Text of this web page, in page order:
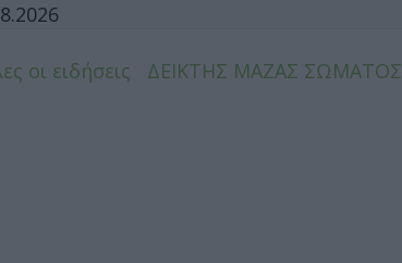
οι ειδήσεις ΔΕΙΚΤΗΣ ΜΑΖΑΣ ΣΩΜΑΤΟΣ